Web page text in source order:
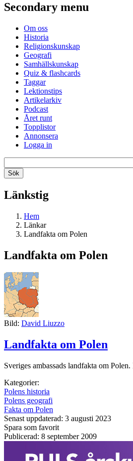
Secondary menu
Om oss
Historia
Religionskunskap
Geografi
Samhällskunskap
Quiz & flashcards
Taggar
Lektionstips
Artikelarkiv
Podcast
Året runt
Topplistor
Annonsera
Logga in
Länkstig
Hem
Länkar
Landfakta om Polen
Landfakta om Polen
Bild: David Liuzzo
Landfakta om Polen
Sveriges ambassads landfakta om
Kategorier:
Polens historia
Polens geografi
Fakta om Polen
Senast uppdaterad: 3 augusti 2023
Spara som favorit
Publicerad: 8 september 2009